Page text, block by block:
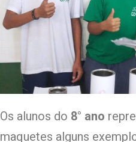
Os alunos do 8° ano
maquetes alguns